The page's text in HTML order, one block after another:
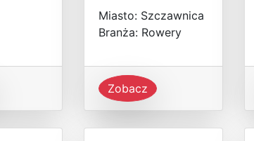
Miasto: Szczawnica
Branża: Rowery
Zobacz